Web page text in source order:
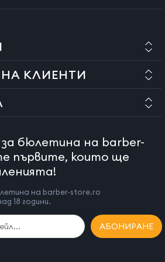
различни от
доставчика.
с ДИРЕКТИВИТЕ 89/336/ЕИО
срок от 24 месеца за
КЛИЕНТИ
бюлетина на barber-
първите, които ще
на barber-store.ro
18 години.
АБОНИРАНЕ